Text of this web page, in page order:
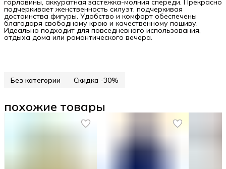
горловины, аккуратная застежка-молния спереди. Прекрасно
подчеркивает женственность силуэт, подчеркивая
достоинства фигуры. Удобство и комфорт обеспечены
благодаря свободному крою и качественному пошиву.
Идеально подходит для повседневного использования,
отдыха дома или романтического вечера.
Без категории Скидка -30%
похожие товары